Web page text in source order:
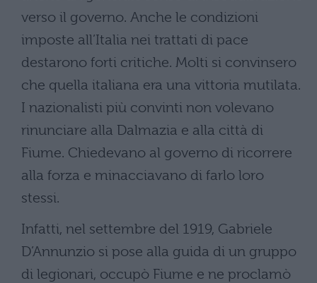
verso il governo. Anche le condizioni
imposte all’Italia nei trattati di pace
destarono forti critiche. Molti si convinsero
che quella italiana era una vittoria mutilata.
I nazionalisti più convinti non volevano
rinunciare alla Dalmazia e alla città di
Fiume. Chiedevano al governo di ricorrere
alla forza e minacciavano di farlo loro
stessi.
Infatti, nel settembre del 1919, Gabriele
D’Annunzio si pose alla guida di un gruppo
di legionari, occupò Fiume e ne proclamò